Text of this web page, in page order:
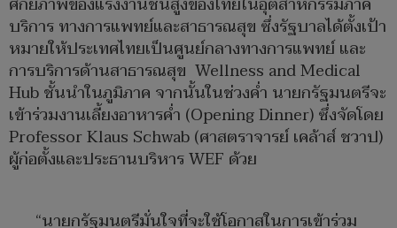
บริการ ทางการแพทย์และสาธารณสุข ซึ่งรัฐบาลได้ตั้งเป้า
หมายให้ประเทศไทยเป็นศูนย์กลางทางการแพทย์ และ
การบริการด้านสาธารณสุข Wellness and Medical
Hub ชั้นนำในภูมิภาค จากนั้นในช่วงค่ำ นายกรัฐมนตรีจะ
เข้าร่วมงานเลี้ยงอาหารค่ำ (Opening Dinner) ซึ่งจัดโดย
Professor Klaus Schwab (ศาสตราจารย์ เคล้าส์ ชวาป)
ผู้ก่อตั้งและประธานบริหาร WEF ด้วย
“นายกรัฐมนตรีมั่นใจที่จะใช้โอกาสในการเข้าร่วม